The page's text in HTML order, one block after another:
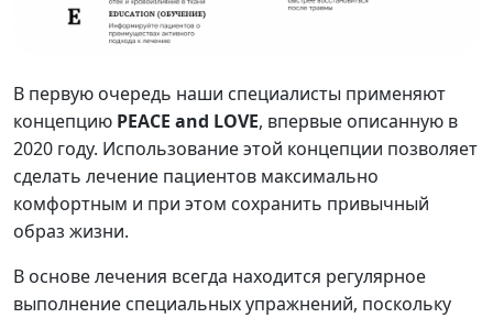
В первую очередь наши специалисты применяют
концепцию PEACE and LOVE, впервые описанную в
2020 году. Использование этой концепции позволяет
сделать лечение пациентов максимально
комфортным и при этом сохранить привычный
образ жизни.
В основе лечения всегда находится регулярное
выполнение специальных упражнений, поскольку